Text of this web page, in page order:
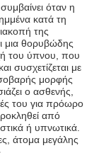
συμβαίνει όταν η
κατά τη
της
μια θορυβώδης
του ύπνου, που
συσχετίζεται με
μορφής
ο ασθενής,
του για πρόωρο
από
ή υπνωτικά.
άτομα μεγάλης